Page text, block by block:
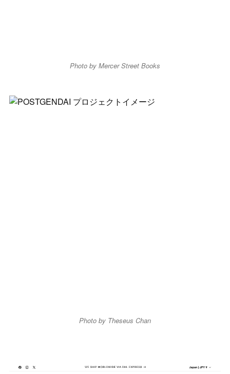
Photo by Mercer Street Books
Photo by Theseus Chan